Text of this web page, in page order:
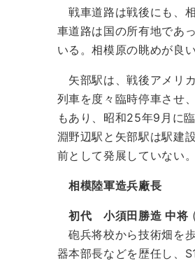
戦車道路は戦後にも、
車道路は国の所有地であ
いる。相模原の眺めが良
矢部駅は、戦後アメリ
列車を度々臨時停車させ
もあり、昭和25年9月に
淵野辺駅と矢部駅は駅建
前として発展していない。
相模陸軍造兵廠長
初代 小須田勝造 中将
砲兵将校から技術畑を
器本部長などを歴任し、